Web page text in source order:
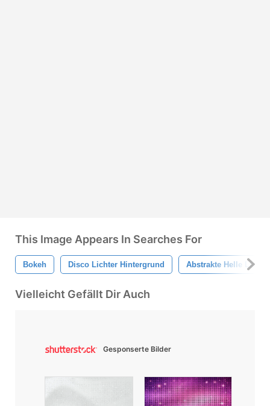
This Image Appears In Searches For
Bokeh Disco Lichter Hintergrund Abstrakte Helle Lichter
Vielleicht Gefällt Dir Auch
Gesponserte Bilder